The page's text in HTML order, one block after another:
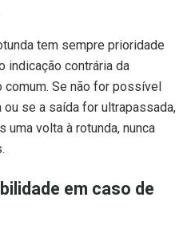
tem sempre prioridade
indicação contrária da
Se não for possível
ou se a saída for ultrapassada,
uma volta à rotunda, nunca
em caso de